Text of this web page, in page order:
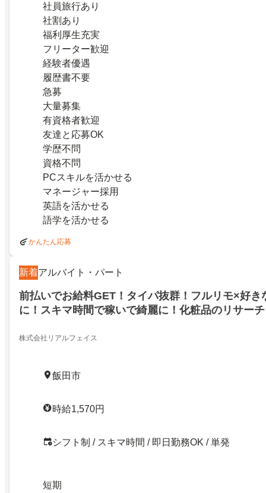
社員旅行あり
社割あり
福利厚生充実
フリーター歓迎
経験者優遇
履歴書不要
急募
大量募集
有資格者歓迎
友達と応募OK
学歴不問
資格不問
PCスキルを活かせる
マネージャー採用
英語を活かせる
語学を活かせる
かんたん応募
新着アルバイト・パート
前払いでお給料GET！タイパ抜群！フルリモ×好き
に！スキマ時間で稼いで綺麗に！化粧品のリサー
株式会社リアルフェイス
飯田市
時給1,570円
シフト制 / スキマ時間 / 即日勤務OK / 単発
短期